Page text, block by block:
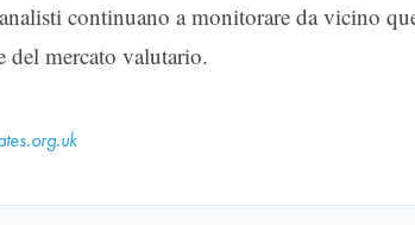
continuano a monitorare da vicino
del mercato valutario.